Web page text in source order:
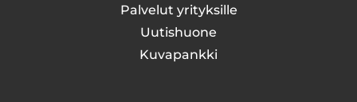
Palvelut yrityksille
Uutishuone
Kuvapankki